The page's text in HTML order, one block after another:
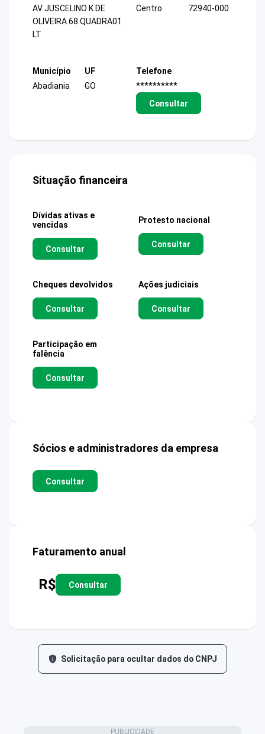
AV JUSCELINO K DE
OLIVEIRA 68 QUADRA01
LT
Centro
72940-000
Município
Abadiania
UF
GO
Telefone
**********
Consultar
Situação financeira
Dívidas ativas e
vencidas
Consultar
Protesto nacional
Consultar
Cheques devolvidos
Consultar
Ações judiciais
Consultar
Participação em
falência
Consultar
Sócios e administradores da empresa
Consultar
Faturamento anual
R$ Consultar
Solicitação para ocultar dados do CNPJ